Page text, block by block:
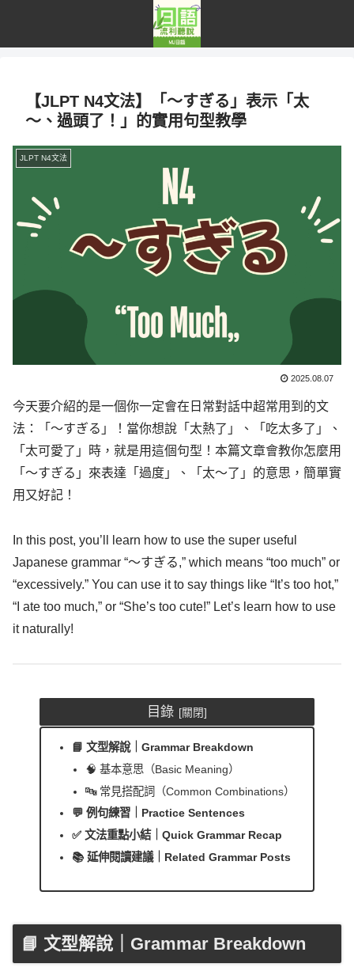
【JLPT N4文法】「～すぎる」表示「太
～、過頭了！」的實用句型教學
JLPT N4文法
2025.08.07
今天要介紹的是一個你一定會在日常對話中超常用到的文
法：「～すぎる」！當你想說「太熱了」、「吃太多了」、
「太可愛了」時，就是用這個句型！本篇文章會教你怎麼用
「～すぎる」來表達「過度」、「太～了」的意思，簡單實
用又好記！
In this post, you’ll learn how to use the super useful
Japanese grammar “～すぎる,” which means “too much” or
“excessively.” You can use it to say things like “It’s too hot,”
“I ate too much,” or “She’s too cute!” Let’s learn how to use
it naturally!
目錄
📘 文型解說｜Grammar Breakdown
🧠 基本意思（Basic Meaning）
🔤 常見搭配詞（Common Combinations）
💬 例句練習｜Practice Sentences
✅ 文法重點小結｜Quick Grammar Recap
📚 延伸閱讀建議｜Related Grammar Posts
📘 文型解說｜Grammar Breakdown